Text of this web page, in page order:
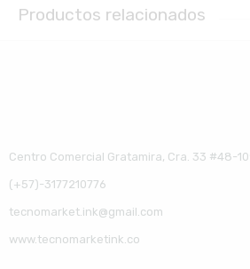
Productos relacionados
Centro Comercial Gratamira, Cra. 33 #48-
(+57)-3177210776
tecnomarket.ink@gmail.com
www.tecnomarketink.co